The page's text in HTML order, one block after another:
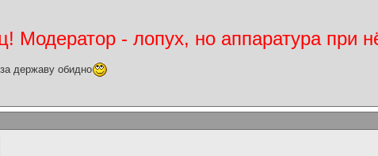
Модератор - лопух, но аппаратура при
державу обидно